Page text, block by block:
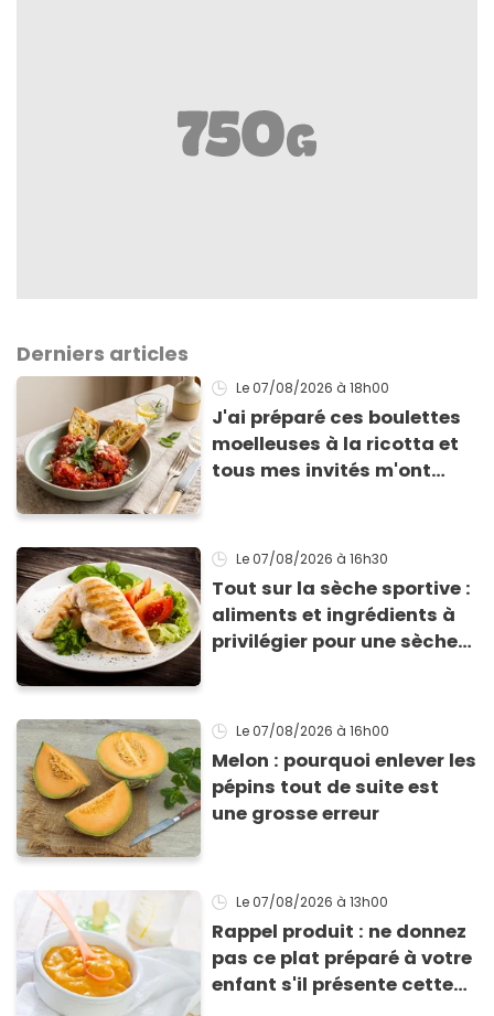
Derniers articles
Le 07/08/2026 à 18h00
J'ai préparé ces boulettes
moelleuses à la ricotta et
tous mes invités m'ont
Le 07/08/2026 à 16h30
Tout sur la sèche sportive :
aliments et ingrédients à
privilégier pour une sèche
Le 07/08/2026 à 16h00
Melon : pourquoi enlever les
pépins tout de suite est
une grosse erreur
Le 07/08/2026 à 13h00
Rappel produit : ne donnez
pas ce plat préparé à votre
enfant s'il présente cette